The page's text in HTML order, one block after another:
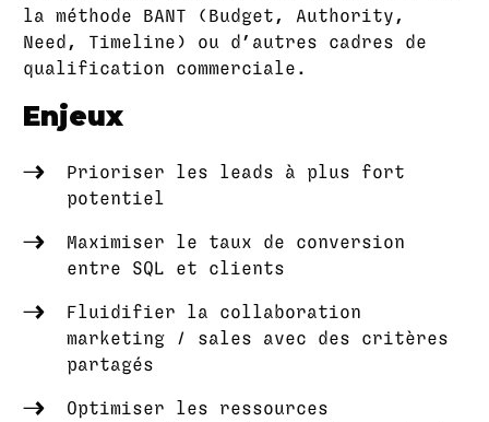
la méthode BANT (Budget, Authority,
Need, Timeline) ou d’autres cadres de
qualification commerciale.
Enjeux
Prioriser les leads à plus fort
potentiel
Maximiser le taux de conversion
entre SQL et clients
Fluidifier la collaboration
marketing / sales avec des critères
partagés
Optimiser les ressources